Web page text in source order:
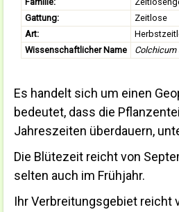
Gattung:
Zeitlose
Art:
Wissenschaftlicher Name
Colchicum
Es handelt sich um einen
bedeutet, dass die
Jahreszeiten überdauern,
Die Blütezeit reicht von
selten auch im Frühjahr.
Ihr Verbreitungsgebiet reicht